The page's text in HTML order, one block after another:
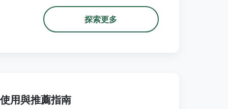
探索更多
用與推薦指南